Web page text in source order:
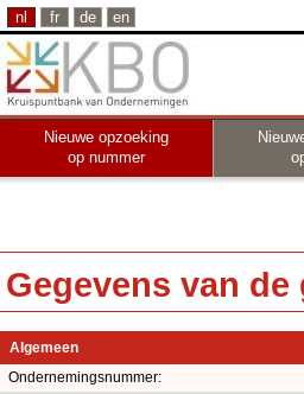
nl fr de en
Nieuwe opzoeking
op nummer
Gegevens van
Algemeen
Ondernemingsnummer: